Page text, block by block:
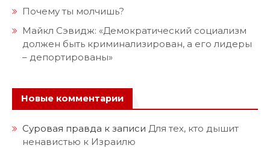
Почему ты молчишь?
Майкл Сэвидж: «Демократический социализм
должен быть криминализирован, а его лидеры
– депортированы»
Новые комментарии
Суровая правда к записи Для тех, кто дышит
ненавистью к Израилю